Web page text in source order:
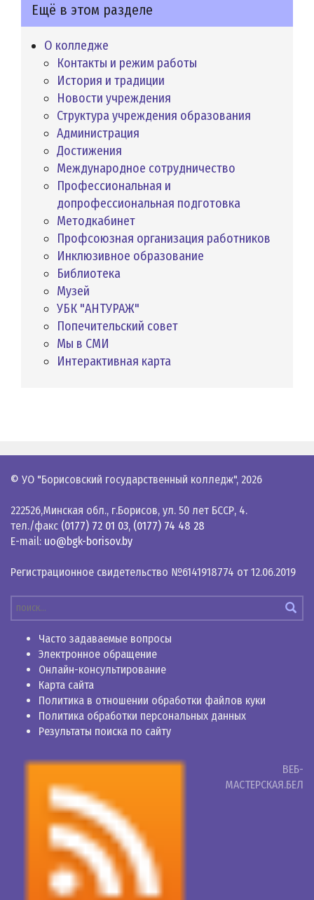
Ещё в этом разделе
О колледже
Контакты и режим работы
История и традиции
Новости учреждения
Структура учреждения образования
Администрация
Достижения
Международное сотрудничество
Профессиональная и
допрофессиональная подготовка
Методкабинет
Профсоюзная организация работников
Инклюзивное образование
Библиотека
Музей
УБК "АНТУРАЖ"
Попечительский совет
Мы в СМИ
Интерактивная карта
© УО "Борисовский государственный колледж", 2026
222526,Минская обл., г.Борисов, ул. 50 лет БССР, 4.
тел./факс (0177) 72 01 03, (0177) 74 48 28
E-mail: uo@bgk-borisov.by
Регистрационное свидетельство №6141918774 от 12.06.2019
Часто задаваемые вопросы
Электронное обращение
Онлайн-консультирование
Карта сайта
Политика в отношении обработки файлов куки
Политика обработки персональных данных
Результаты поиска по сайту
ВЕБ-
МАСТЕРСКАЯ.БЕЛ